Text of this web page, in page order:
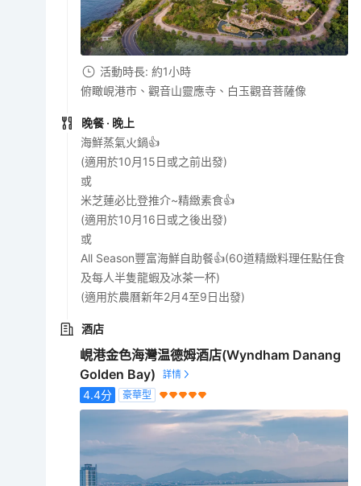
活動時長: 約1小時
俯瞰峴港市、觀音山靈應寺、白玉觀音菩薩像
晚餐 · 晚上
海鮮蒸氣火鍋👍
(適用於10月15日或之前出發)
或
米芝蓮必比登推介~精緻素食👍
(適用於10月16日或之後出發)
或
All Season豐富海鮮自助餐👍(60道精緻料理任點任食
及每人半隻龍蝦及冰茶一杯)
(適用於農曆新年2月4至9日出發)
酒店
峴港金色海灣温德姆酒店(Wyndham Danang
Golden Bay)
4.4分 豪華型